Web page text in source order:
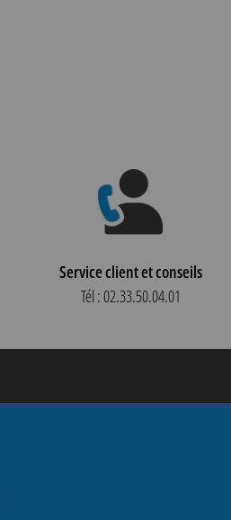
Service client et conseils
Tél : 02.33.50.04.01